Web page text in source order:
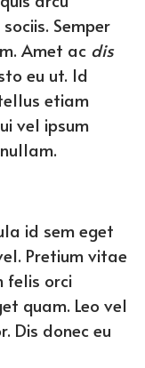
Semper
Amet ac dis
eu ut. Id
etiam
vel ipsum
id sem eget
Pretium vitae
felis orci
quam. Leo vel
Dis donec eu